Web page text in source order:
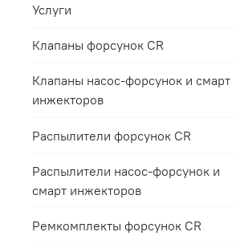
Услуги
Клапаны форсунок CR
Клапаны насос-форсунок и смарт
инжекторов
Распылители форсунок CR
Распылители насос-форсунок и
смарт инжекторов
Ремкомплекты форсунок CR